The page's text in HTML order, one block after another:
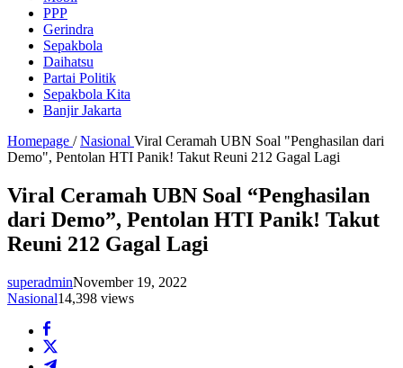
PPP
Gerindra
Sepakbola
Daihatsu
Partai Politik
Sepakbola Kita
Banjir Jakarta
Homepage / Nasional Viral Ceramah UBN Soal "Penghasilan dari
Demo", Pentolan HTI Panik! Takut Reuni 212 Gagal Lagi
Viral Ceramah UBN Soal “Penghasilan
dari Demo”, Pentolan HTI Panik! Takut
Reuni 212 Gagal Lagi
superadminNovember 19, 2022
Nasional14,398 views